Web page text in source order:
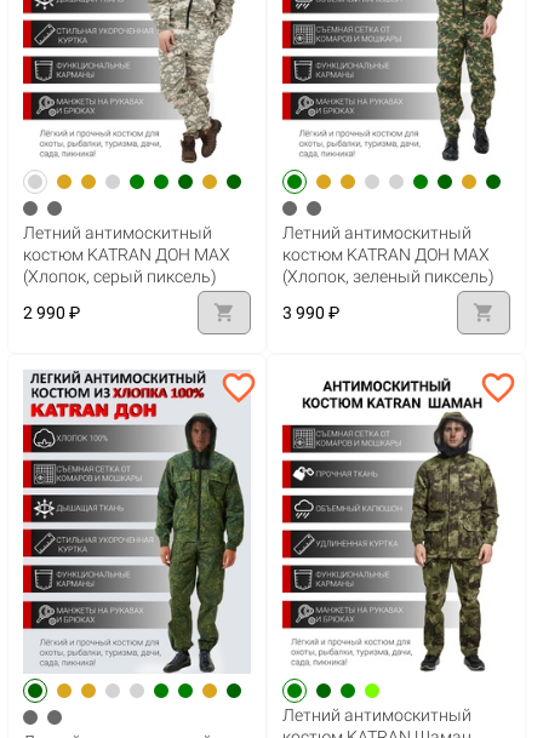
Летний антимоскитный
костюм KATRAN ДОН MAX
(Хлопок, серый пиксель)
2 990 ₽
shopping_cart
Летний антимоскитный
костюм KATRAN ДОН MAX
(Хлопок, зеленый пиксель)
3 990 ₽
shopping_cart
favorite_border favorite_border
Летний антимоскитный